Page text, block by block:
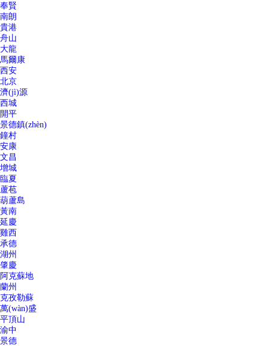
奉賢
南朗
貴港
舟山
大龍
馬爾康
西安
北京
濟(jì)源
西城
開平
景德鎮(zhèn)
鐘村
安康
文昌
增城
臨夏
蘆苞
葫蘆島
黃南
延慶
雞西
承德
湖州
肇慶
阿克蘇地
蘭州
克孜勒蘇
萬(wàn)盛
平頂山
渝中
景德